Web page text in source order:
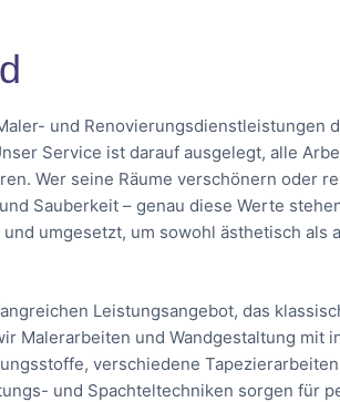
und Renovierungsdienstleistungen
Service ist darauf ausgelegt, alle
Wer seine Räume verschönern oder
Sauberkeit – genau diese Werte
umgesetzt, um sowohl ästhetisch als
Leistungsangebot, das
Malerarbeiten und Wandgestaltung mit
verschiedene
und Spachteltechniken sorgen für